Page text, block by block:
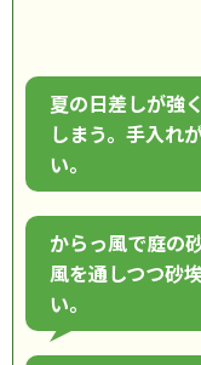
夏の日差しが強
しまう。手入れ
い。
からっ風で庭の
風を通しつつ砂
い。